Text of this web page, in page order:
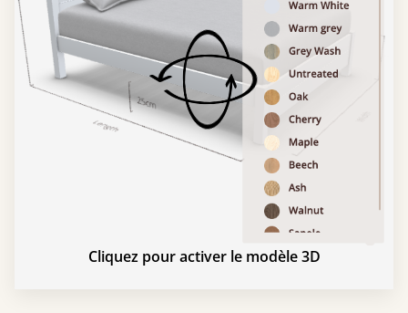
Cliquez pour activer le modèle 3D